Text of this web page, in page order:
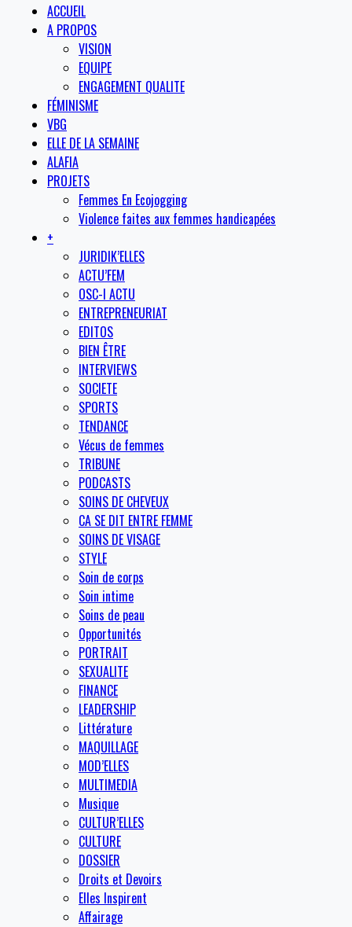
ACCUEIL
A PROPOS
VISION
EQUIPE
ENGAGEMENT QUALITE
FÉMINISME
VBG
ELLE DE LA SEMAINE
ALAFIA
PROJETS
Femmes En Ecojogging
Violence faites aux femmes handicapées
+
JURIDIK’ELLES
ACTU’FEM
OSC-I ACTU
ENTREPRENEURIAT
EDITOS
BIEN ÊTRE
INTERVIEWS
SOCIETE
SPORTS
TENDANCE
Vécus de femmes
TRIBUNE
PODCASTS
SOINS DE CHEVEUX
CA SE DIT ENTRE FEMME
SOINS DE VISAGE
STYLE
Soin de corps
Soin intime
Soins de peau
Opportunités
PORTRAIT
SEXUALITE
FINANCE
LEADERSHIP
Littérature
MAQUILLAGE
MOD’ELLES
MULTIMEDIA
Musique
CULTUR’ELLES
CULTURE
DOSSIER
Droits et Devoirs
Elles Inspirent
Affairage